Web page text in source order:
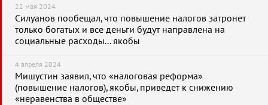
22 мая 2024
Силуанов пообещал, что повышение налогов затронет
только богатых и все деньги будут направлена на
социальные расходы... якобы
4 апреля 2024
Мишустин заявил, что «налоговая реформа»
(повышение налогов), якобы, приведет к снижению
«неравенства в обществе»